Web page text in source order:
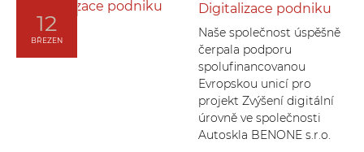
12
BŘEZEN
Digitalizace podniku
Naše společnost úspěšně
čerpala podporu
spolufinancovanou
Evropskou unicí pro
projekt Zvýšení digitální
úrovně ve společnosti
Autoskla BENONE s.r.o.